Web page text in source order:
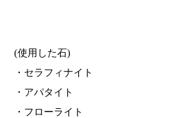
(使用した石)
・セラフィナイト
・アパタイト
・フローライト